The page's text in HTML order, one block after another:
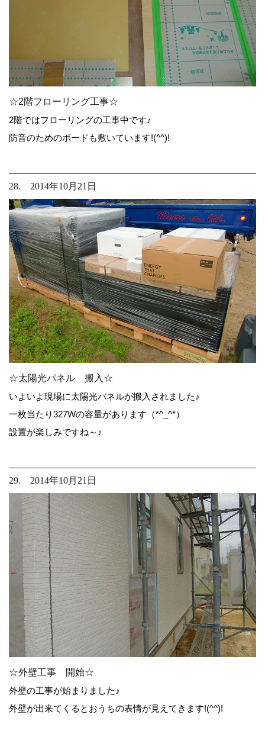
☆2階フローリング工事☆
2階ではフローリングの工事中です♪
防音のためのボードも敷いています!(^^)!
28. 2014年10月21日
☆太陽光パネル 搬入☆
いよいよ現場に太陽光パネルが搬入されました♪
一枚当たり327Wの容量があります（*^_^*）
設置が楽しみですね～♪
29. 2014年10月21日
☆外壁工事 開始☆
外壁の工事が始まりました♪
外壁が出来てくるとおうちの表情が見えてきます!(^^)!